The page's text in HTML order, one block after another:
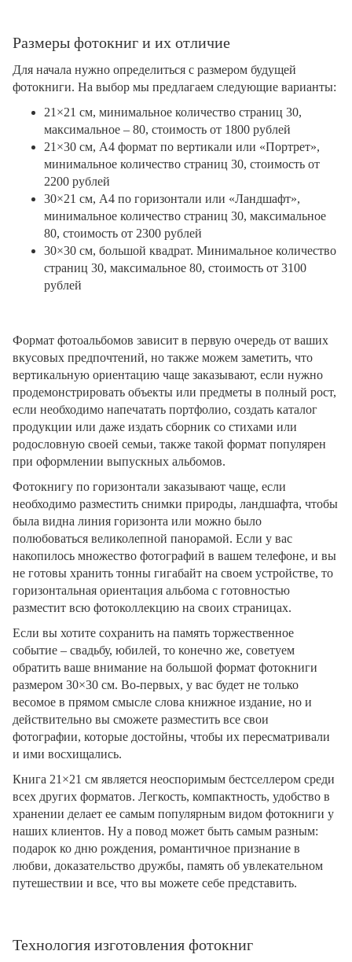
Размеры фотокниг и их отличие
Для начала нужно определиться с размером будущей
фотокниги. На выбор мы предлагаем следующие варианты:
21×21 см, минимальное количество страниц 30,
максимальное – 80, стоимость от 1800 рублей
21×30 см, А4 формат по вертикали или «Портрет»,
минимальное количество страниц 30, стоимость от
2200 рублей
30×21 см, А4 по горизонтали или «Ландшафт»,
минимальное количество страниц 30, максимальное
80, стоимость от 2300 рублей
30×30 см, большой квадрат. Минимальное количество
страниц 30, максимальное 80, стоимость от 3100
рублей
Формат фотоальбомов зависит в первую очередь от ваших
вкусовых предпочтений, но также можем заметить, что
вертикальную ориентацию чаще заказывают, если нужно
продемонстрировать объекты или предметы в полный рост,
если необходимо напечатать портфолио, создать каталог
продукции или даже издать сборник со стихами или
родословную своей семьи, также такой формат популярен
при оформлении выпускных альбомов.
Фотокнигу по горизонтали заказывают чаще, если
необходимо разместить снимки природы, ландшафта, чтобы
была видна линия горизонта или можно было
полюбоваться великолепной панорамой. Если у вас
накопилось множество фотографий в вашем телефоне, и вы
не готовы хранить тонны гигабайт на своем устройстве, то
горизонтальная ориентация альбома с готовностью
разместит всю фотоколлекцию на своих страницах.
Если вы хотите сохранить на память торжественное
событие – свадьбу, юбилей, то конечно же, советуем
обратить ваше внимание на большой формат фотокниги
размером 30×30 см. Во-первых, у вас будет не только
весомое в прямом смысле слова книжное издание, но и
действительно вы сможете разместить все свои
фотографии, которые достойны, чтобы их пересматривали
и ими восхищались.
Книга 21×21 см является неоспоримым бестселлером среди
всех других форматов. Легкость, компактность, удобство в
хранении делает ее самым популярным видом фотокниги у
наших клиентов. Ну а повод может быть самым разным:
подарок ко дню рождения, романтичное признание в
любви, доказательство дружбы, память об увлекательном
путешествии и все, что вы можете себе представить.
Технология изготовления фотокниг